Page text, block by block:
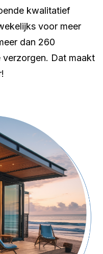
kwalitatief
voor meer
dan 260
Dat maakt